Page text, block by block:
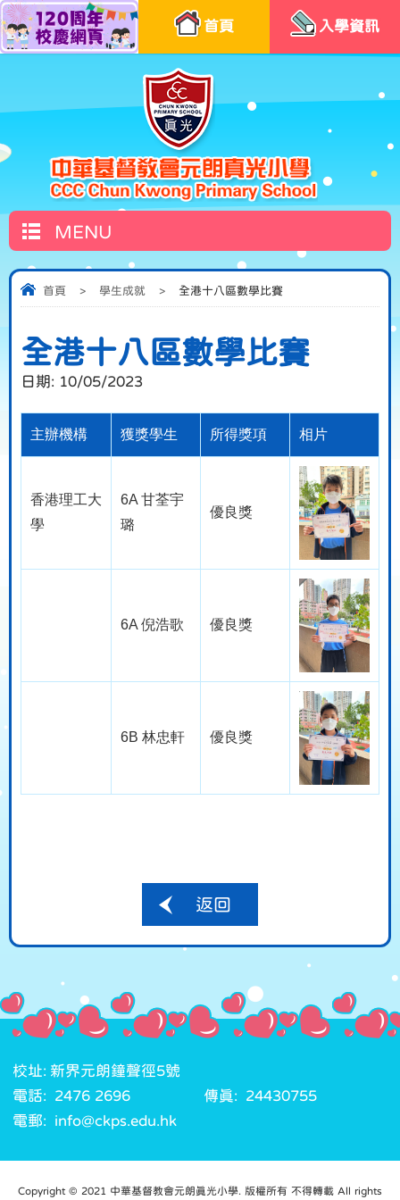
首頁 入學資訊
MENU
首頁 > 學生成就 > 全港十八區數學比賽
全港十八區數學比賽
日期: 10/05/2023
主辦機構 獲獎學生 所得獎項 相片
香港理工大
學
6A 甘荃宇
璐
優良獎
6A 倪浩歌 優良獎
6B 林忠軒 優良獎
返回
校址: 新界元朗鐘聲徑5號
電話: 2476 2696
傳真: 24430755
電郵: info@ckps.edu.hk
Copyright © 2021 中華基督教會元朗真光小學. 版權所有 不得轉載 All rights